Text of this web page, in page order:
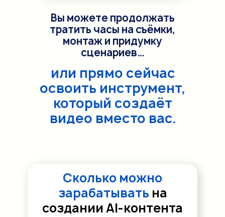
Вы можете продолжать
тратить часы на съёмки,
монтаж и придумку
сценариев…
или прямо сейчас
освоить инструмент,
который создаёт
видео вместо вас.
Сколько можно
зарабатывать на
создании AI-контента